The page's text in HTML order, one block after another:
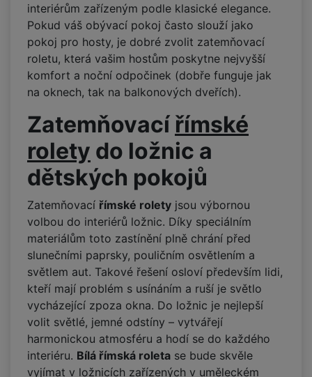
interiérům zařízeným podle klasické elegance.
Pokud váš obývací pokoj často slouží jako
pokoj pro hosty, je dobré zvolit zatemňovací
roletu, která vašim hostům poskytne nejvyšší
komfort a noční odpočinek (dobře funguje jak
na oknech, tak na balkonových dveřích).
Zatemňovací římské
rolety do ložnic a
dětských pokojů
Zatemňovací římské rolety jsou výbornou
volbou do interiérů ložnic. Díky speciálním
materiálům toto zastínění plně chrání před
slunečními paprsky, pouličním osvětlením a
světlem aut. Takové řešení osloví především lidi,
kteří mají problém s usínáním a ruší je světlo
vycházející zpoza okna. Do ložnic je nejlepší
volit světlé, jemné odstíny – vytvářejí
harmonickou atmosféru a hodí se do každého
interiéru. Bílá římská roleta se bude skvěle
vyjímat v ložnicích zařízených v uměleckém